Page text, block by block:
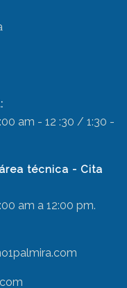
am - 12 :30 / 1:30 -
técnica - Cita
am a 12:00 pm.